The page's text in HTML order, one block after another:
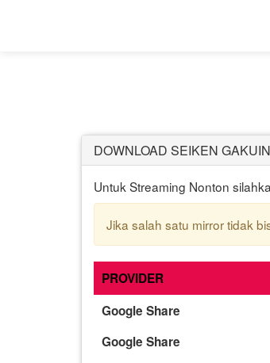
DOWNLOAD SEIKEN
Untuk Streaming Nonton
Jika salah satu mirror tidak
PROVIDER
Google Share
Google Share